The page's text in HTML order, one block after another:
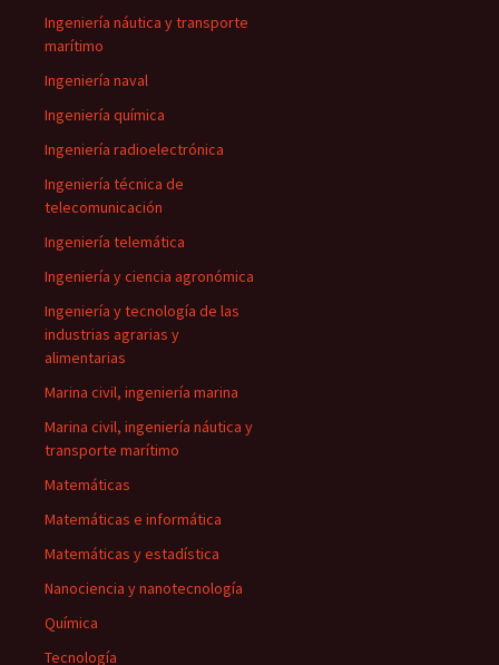
Ingeniería náutica y transporte
marítimo
Ingeniería naval
Ingeniería química
Ingeniería radioelectrónica
Ingeniería técnica de
telecomunicación
Ingeniería telemática
Ingeniería y ciencia agronómica
Ingeniería y tecnología de las
industrias agrarias y
alimentarias
Marina civil, ingeniería marina
Marina civil, ingeniería náutica y
transporte marítimo
Matemáticas
Matemáticas e informática
Matemáticas y estadística
Nanociencia y nanotecnología
Química
Tecnología